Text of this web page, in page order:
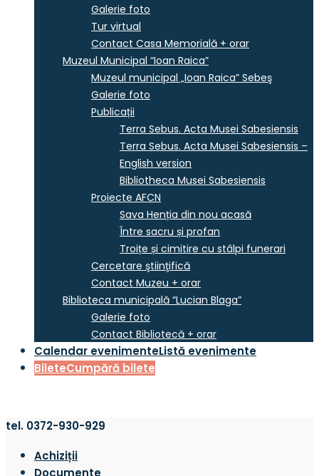
Galerie foto
Tur virtual
Contact Casa Memorială + orar
Muzeul Municipal “Ioan Raica”
Muzeul municipal „Ioan Raica” Sebeş
Galerie foto
Publicații
Terra Sebus. Acta Musei Sabesiensis
Terra Sebus. Acta Musei Sabesiensis –
English version
Bibliotheca Musei Sabesiensis
Proiecte AFCN
Sava Henția din nou acasă
Între sacru și profan
Troițe și cimitire cu stâlpi funerari
Cercetare ştiinţifică
Contact Muzeu + orar
Biblioteca municipală “Lucian Blaga”
Galerie foto
Contact Bibliotecă + orar
Calendar evenimenteListă evenimente
BileteCumpără bilete
tel. 0372-930-929
Achiziții
Documente